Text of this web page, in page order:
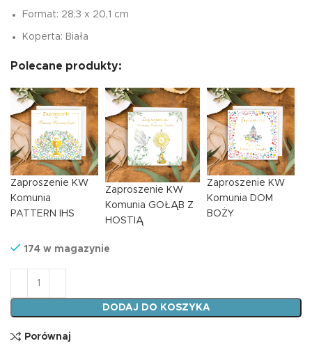
Format: 28,3 x 20,1 cm
Koperta: Biała
Polecane produkty:
Zaproszenie KW
Komunia
PATTERN IHS
Zaproszenie KW
Komunia GOŁĄB Z
HOSTIĄ
Zaproszenie KW
Komunia DOM
BOŻY
174 w magazynie
ilość Karnet A5 KOMUNIA MAJOWA ŁĄKA
DODAJ DO KOSZYKA
Porównaj